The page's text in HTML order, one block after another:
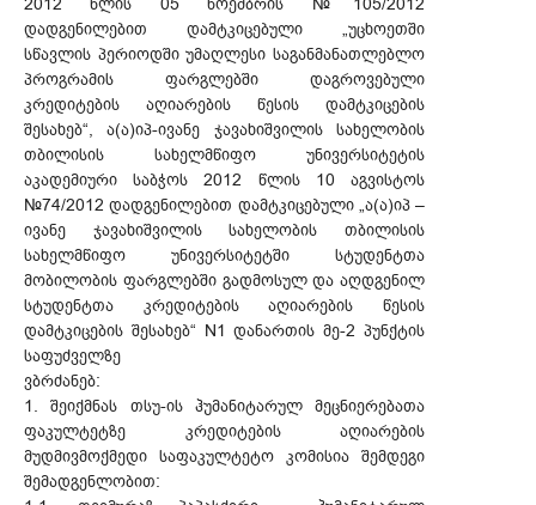
დადგენილებით დამტკიცებული „უცხოეთში
სწავლის პერიოდში უმაღლესი საგანმანათლებლო
პროგრამის ფარგლებში დაგროვებული
კრედიტების აღიარების წესის დამტკიცების
შესახებ“, ა(ა)იპ-ივანე ჯავახიშვილის სახელობის
თბილისის სახელმწიფო უნივერსიტეტის
აკადემიური საბჭოს 2012 წლის 10 აგვისტოს
№74/2012 დადგენილებით დამტკიცებული „ა(ა)იპ –
ივანე ჯავახიშვილის სახელობის თბილისის
სახელმწიფო უნივერსიტეტში სტუდენტთა
მობილობის ფარგლებში გადმოსულ და აღდგენილ
სტუდენტთა კრედიტების აღიარების წესის
დამტკიცების შესახებ“ N1 დანართის მე-2 პუნქტის
საფუძველზე
ვბრძანებ:
1. შეიქმნას თსუ-ის ჰუმანიტარულ მეცნიერებათა
ფაკულტეტზე კრედიტების აღიარების
მუდმივმოქმედი საფაკულტეტო კომისია შემდეგი
შემადგენლობით: